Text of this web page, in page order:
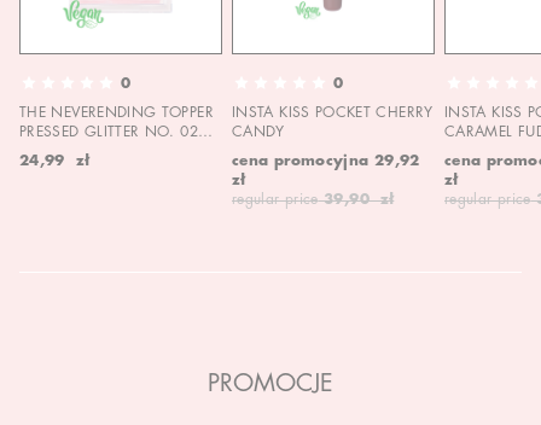
0
THE NEVERENDING TOPPER
PRESSED GLITTER NO. 02
MOON CHILD
24,99 zł
0
INSTA KISS POCKET CHERRY
CANDY
cena promocyjna 29,92
zł
regular price 39,90 zł
INSTA KISS
CARAMEL
cena
zł
regular price
PROMOCJE